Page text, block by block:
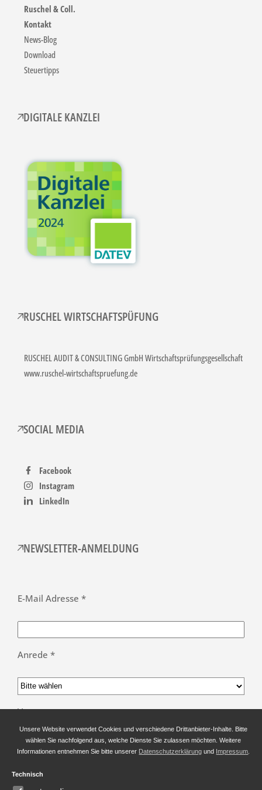
Ruschel & Coll.
Kontakt
News-Blog
Download
Steuertipps
DIGITALE KANZLEI
RUSCHEL WIRTSCHAFTSPÜFUNG
RUSCHEL AUDIT & CONSULTING GmbH Wirtschaftsprüfungsgesellschaft
www.ruschel-wirtschaftspruefung.de
SOCIAL MEDIA
Facebook
Instagram
LinkedIn
NEWSLETTER-ANMELDUNG
E-Mail Adresse *
Anrede *
Vorname
Unsere Website verwendet Cookies und verschiedene Drittanbieter-Inhalte. Bitte
wählen Sie nachfolgend aus, welche Dienste Sie zulassen möchten. Weitere
Informationen entnehmen Sie bitte unserer Datenschutzerklärung und Impressum
Technisch